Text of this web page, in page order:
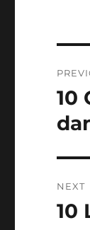
pos
post:
10
NEXT
Next
10